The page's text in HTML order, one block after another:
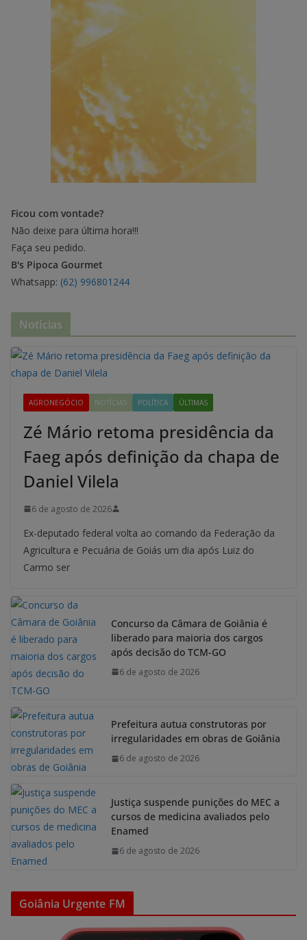
Ficou com vontade?
Não deixe para última hora!!!
Faça seu pedido.
B's Pipoca Gourmet
Whatsapp: (62) 996801244
Notícias
AGRONEGÓCIO NOTÍCIAS POLÍTICA ÚLTIMAS
Zé Mário retoma presidência da
Faeg após definição da chapa de
Daniel Vilela
6 de agosto de 2026
Ex-deputado federal volta ao comando da Federação da
Agricultura e Pecuária de Goiás um dia após Luiz do
Carmo ser
Concurso da Câmara de Goiânia é
liberado para maioria dos cargos
após decisão do TCM-GO
6 de agosto de 2026
Prefeitura autua construtoras por
irregularidades em obras de Goiânia
6 de agosto de 2026
Justiça suspende punições do MEC a
cursos de medicina avaliados pelo
Enamed
6 de agosto de 2026
Goiânia Urgente FM